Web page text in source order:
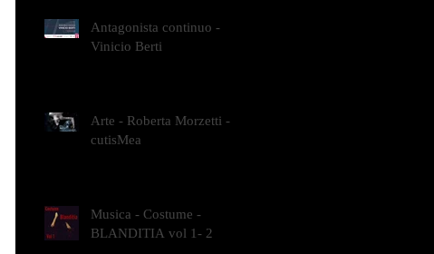
Antagonista continuo -
Vinicio Berti
Arte - Roberta Morzetti -
cutisMea
Musica - Costume -
BLANDITIA vol 1- 2